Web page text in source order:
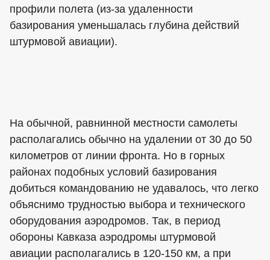
профили полета (из-за удаленности
базирования уменьшалась глубина действий
штурмовой авиации).
На обычной, равнинной местности самолеты
располагались обычно на удалении от 30 до 50
километров от линии фронта. Но в горных
районах подобных условий базирования
добиться командованию не удавалось, что легко
объяснимо трудностью выбора и технического
оборудования аэродромов. Так, в период
обороны Кавказа аэродромы штурмовой
авиации располагались в 120-150 км, а при